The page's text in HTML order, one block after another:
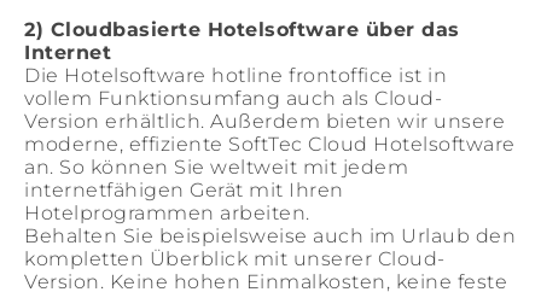
2) Cloudbasierte Hotelsoftware über das
Internet
Die Hotelsoftware hotline frontoffice ist in
vollem Funktionsumfang auch als Cloud-
Version erhältlich. Außerdem bieten wir unsere
moderne, effiziente SoftTec Cloud Hotelsoftware
an. So können Sie weltweit mit jedem
internetfähigen Gerät mit Ihren
Hotelprogrammen arbeiten.
Behalten Sie beispielsweise auch im Urlaub den
kompletten Überblick mit unserer Cloud-
Version. Keine hohen Einmalkosten, keine feste